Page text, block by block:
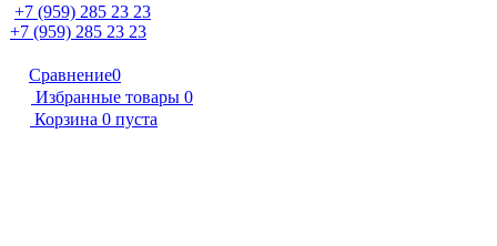
+7 (959) 285 23 23
+7 (959) 285 23 23
Сравнение0
Избранные товары 0
Корзина 0 пуста